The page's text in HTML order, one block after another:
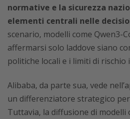
normative e la sicurezza
elementi centrali nelle
scenario, modelli come Qwen3-
affermarsi solo laddove siano
politiche locali e i limiti di rischio
Alibaba, da parte sua, vede
un differenziatore strategico
Tuttavia, la diffusione di modelli